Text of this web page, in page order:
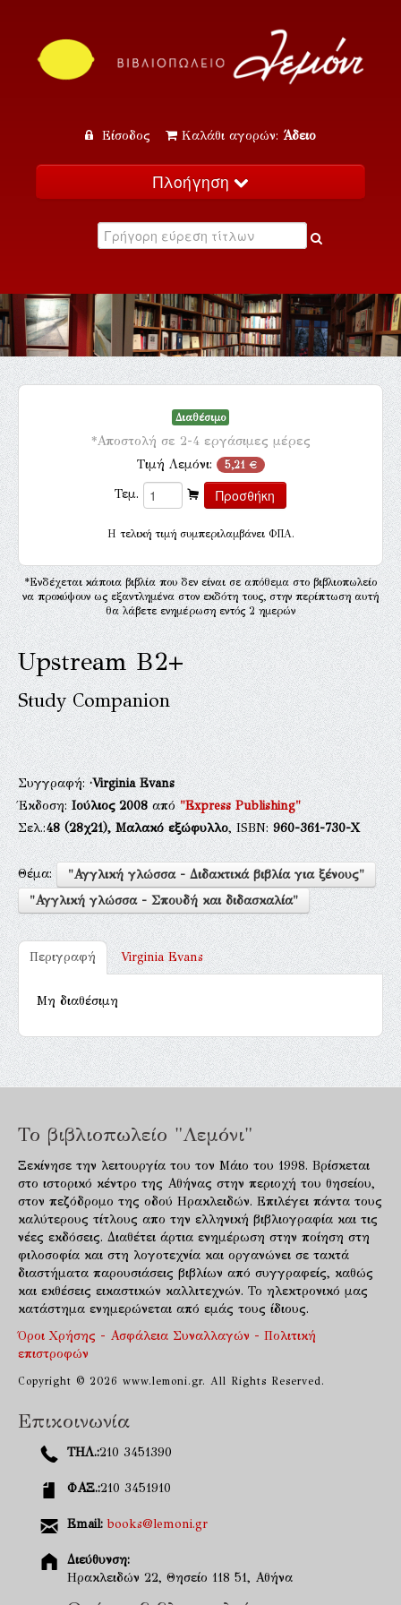
Είσοδος Καλάθι αγορών: Άδειο
Πλοήγηση
Κατάλογος
Εκδηλώσεις
Επικοινωνία
Διαθέσιμο
*Αποστολή σε 2-4 εργάσιμες μέρες
Τιμή Λεμόνι: 5,21 €
Τεμ.
H τελική τιμή συμπεριλαμβάνει ΦΠΑ.
*Ενδέχεται κάποια βιβλία που δεν είναι σε απόθεμα στο βιβλιοπωλείο
να προκύψουν ως εξαντλημένα στον εκδότη τους, στην περίπτωση αυτή
θα λάβετε ενημέρωση εντός 2 ημερών
Upstream B2+
Study Companion
Συγγραφή:·Virginia Evans
Έκδοση:Ιούλιος 2008από"Express Publishing"
Σελ.:48(28χ21), Μαλακό εξώφυλλο, ISBN:960-361-730-Χ
Θέμα:
"Αγγλική γλώσσα - Διδακτικά βιβλία για ξένους"
"Αγγλική γλώσσα - Σπουδή και διδασκαλία"
Περιγραφή Virginia Evans
Μη διαθέσιμη
Το βιβλιοπωλείο "Λεμόνι"
Ξεκίνησε την λειτουργία του τον Μάιο του 1998. Βρίσκεται
στο ιστορικό κέντρο της Αθήνας στην περιοχή του θησείου,
στον πεζόδρομο της οδού Ηρακλειδών. Επιλέγει πάντα τους
καλύτερους τίτλους απο την ελληνική βιβλιογραφία και τις
νέες εκδόσεις. Διαθέτει άρτια ενημέρωση στην ποίηση στη
φιλοσοφία και στη λογοτεχνία και οργανώνει σε τακτά
διαστήματα παρουσιάσεις βιβλίων από συγγραφείς, καθώς
και εκθέσεις εικαστικών καλλιτεχνών. Το ηλεκτρονικό μας
κατάστημα ενημερώνεται από εμάς τους ίδιους.
Όροι Χρήσης - Ασφάλεια Συναλλαγών - Πολιτική
επιστροφών
Copyright © 2026 www.lemoni.gr. All Rights Reserved.
Επικοινωνία
ΤΗΛ.:210 3451390
ΦΑΞ.:210 3451910
Email: books@lemoni.gr
Διεύθυνση:
Ηρακλειδών 22, Θησείο 118 51, Αθήνα